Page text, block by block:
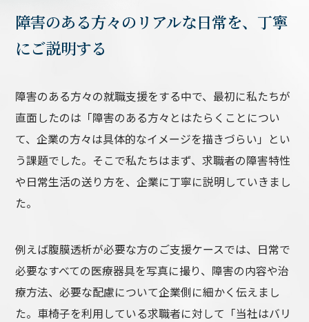
障害のある方々のリアルな日常を、丁寧
にご説明する
障害のある方々の就職支援をする中で、最初に私たちが
直面したのは「障害のある方々とはたらくことについ
て、企業の方々は具体的なイメージを描きづらい」とい
う課題でした。そこで私たちはまず、求職者の障害特性
や日常生活の送り方を、企業に丁寧に説明していきまし
た。
例えば腹膜透析が必要な方のご支援ケースでは、日常で
必要なすべての医療器具を写真に撮り、障害の内容や治
療方法、必要な配慮について企業側に細かく伝えまし
た。車椅子を利用している求職者に対して「当社はバリ